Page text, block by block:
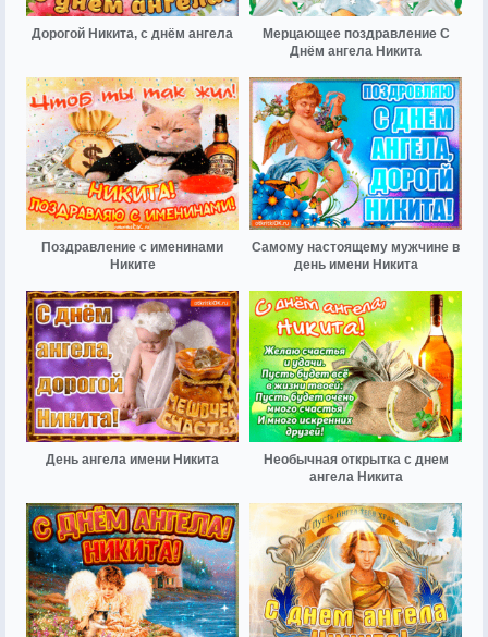
Дорогой Никита, с днём ангела
Мерцающее поздравление С
Днём ангела Никита
Поздравление с именинами
Никите
Самому настоящему мужчине в
день имени Никита
День ангела имени Никита
Необычная открытка с днем
ангела Никита